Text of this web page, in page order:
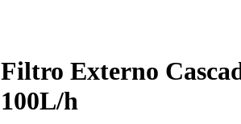
Filtro Externo
100L/h